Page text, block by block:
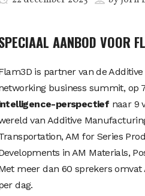
AANBOD VOOR
is partner van de
business summit, op
perspectief naar 9
van Additive
AM for Series
in AM Materials,
meer dan 60 sprekers
dag.